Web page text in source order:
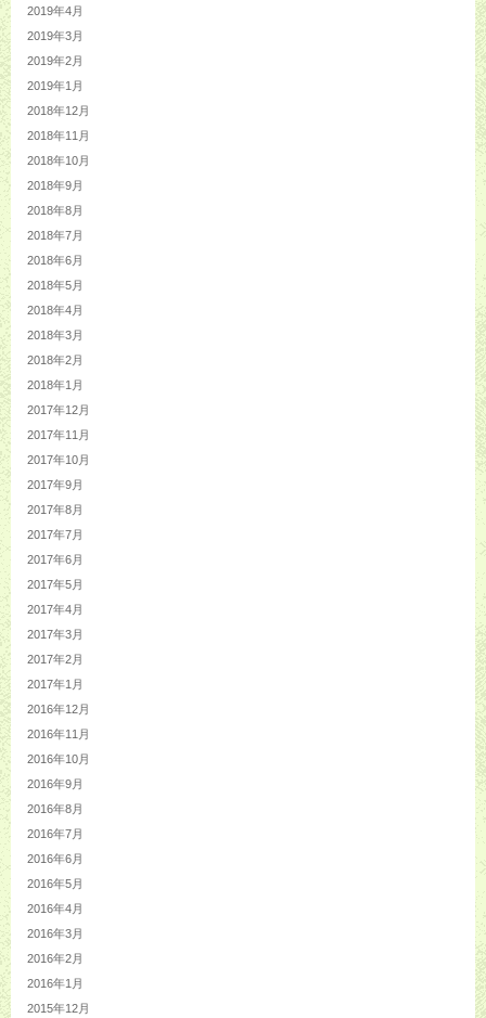
2019年4月
2019年3月
2019年2月
2019年1月
2018年12月
2018年11月
2018年10月
2018年9月
2018年8月
2018年7月
2018年6月
2018年5月
2018年4月
2018年3月
2018年2月
2018年1月
2017年12月
2017年11月
2017年10月
2017年9月
2017年8月
2017年7月
2017年6月
2017年5月
2017年4月
2017年3月
2017年2月
2017年1月
2016年12月
2016年11月
2016年10月
2016年9月
2016年8月
2016年7月
2016年6月
2016年5月
2016年4月
2016年3月
2016年2月
2016年1月
2015年12月